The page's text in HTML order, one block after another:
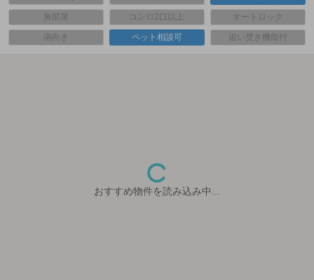
角部屋 コンロ2口以上 オートロック
南向き ペット相談可 追い焚き機能付
おすすめ物件を読み込み中...